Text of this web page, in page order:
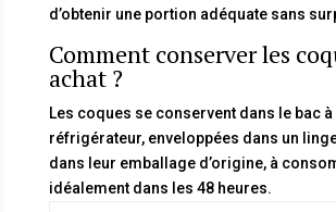
d’obtenir une portion adéquate sans
Comment conserver les
achat ?
Les coques se conservent dans le bac
réfrigérateur, enveloppées dans un
dans leur emballage d’origine, à
idéalement dans les 48 heures.